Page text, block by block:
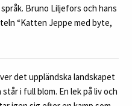
Bruno Liljefors och hans
“Katten Jeppe med byte,
det uppländska landskapet
i full blom. En lek på liv och